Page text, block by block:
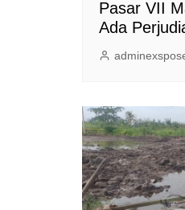
Pasar VII
Ada